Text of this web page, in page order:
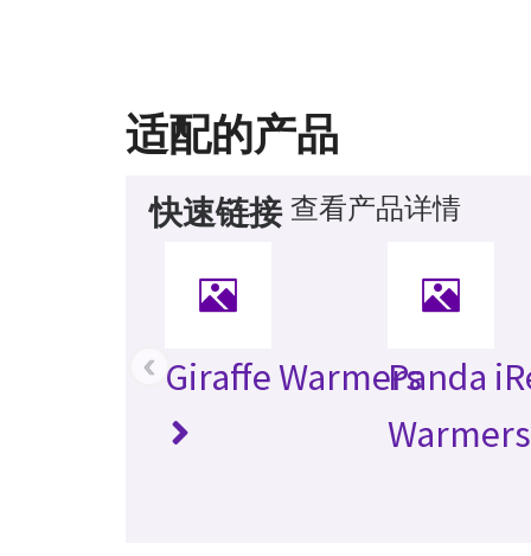
适配的产品
快速链接 查看产品详情
Giraffe WarmersPanda
Warmers
‹